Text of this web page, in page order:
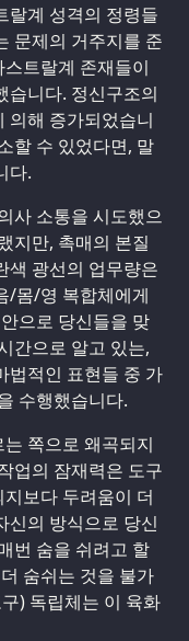
랄계 성격의 정령들
문제의 거주지를 준
트랄계 존재들이
습니다. 정신구조의
의해 증가되었습니
할 수 있었다면, 말
다.
사 소통을 시도했으
지만, 촉매의 본질
색 광선의 업무량은
/몸/영 복합체에게
으로 당신들을 맞
간으로 알고 있는,
법적인 표현들 중 가
수행했습니다.
쪽으로 왜곡되지
업의 잠재력은 도구
보다 두려움이 더
신의 방식으로 당신
번 숨을 쉬려고 할
숨쉬는 것을 불가
) 독립체는 이 육화